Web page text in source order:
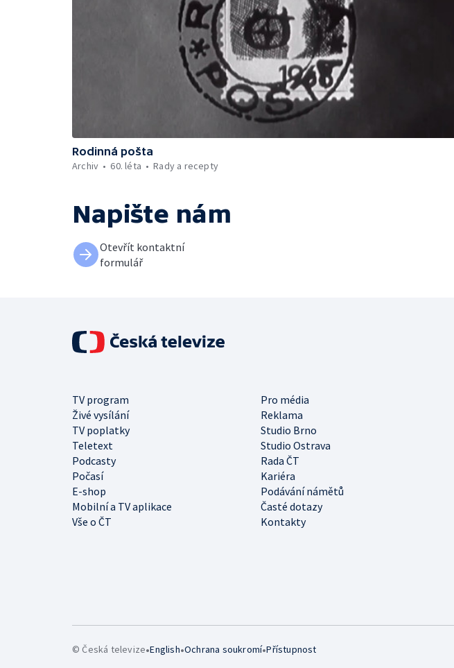
Rodinná pošta
Archiv
60. léta Rady a recepty
Napište nám
Otevřít kontaktní
formulář
TV program
Pro média
Živé vysílání
Reklama
TV poplatky
Studio Brno
Teletext
Studio Ostrava
Podcasty
Rada ČT
Počasí
Kariéra
E-shop
Podávání námětů
Mobilní a TV aplikace
Časté dotazy
Vše o ČT
Kontakty
© Česká televize•English•Ochrana soukromí•Přístupnost